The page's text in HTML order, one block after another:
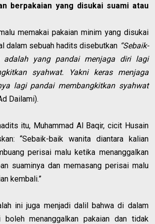
berpakaian yang disukai suami atau
memakai pakaian minim yang disukai
dalam sebuah hadits disebutkan “Sebaik-
yang pandai menjaga diri lagi
syahwat. Yakni keras menjaga
lagi pandai membangkitkan syahwat
Dailami).
itu, Muhammad Al Baqir, cicit Husain
“Sebaik-baik wanita diantara kalian
perisai malu ketika menanggalkan
suaminya dan memasang perisai malu
kembali.”
ini juga menjadi dalil bahwa di dalam
boleh menanggalkan pakaian dan tidak